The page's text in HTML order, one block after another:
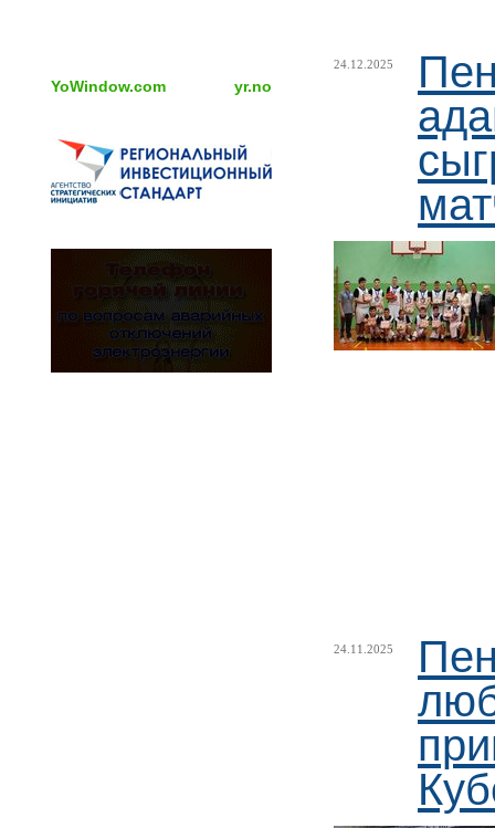
YoWindow.com yr.no
24.12.2025
24.11.2025